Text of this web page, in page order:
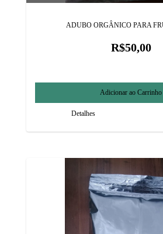
ADUBO ORGÂNICO PARA
R$50,00
Detalhes